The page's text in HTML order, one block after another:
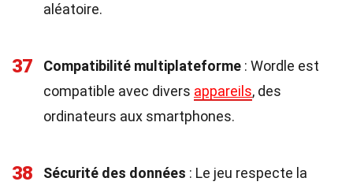
aléatoire.
37 Compatibilité multiplateforme : Wordle est
compatible avec divers appareils, des
ordinateurs aux smartphones.
38 Sécurité des données : Le jeu respecte la